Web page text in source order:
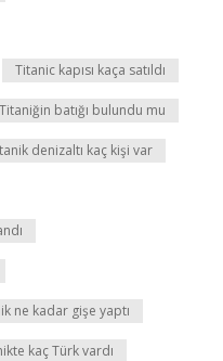
Titanic kapısı kaça satıldı
Titaniğin batığı bulundu mu
denizaltı kaç kişi var
ne kadar gişe yaptı
kaç Türk vardı